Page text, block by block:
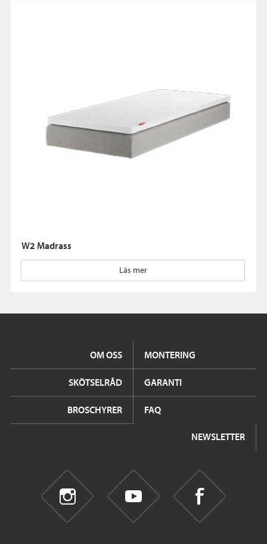
W2 Madrass
Läs mer
OM OSS MONTERING
SKÖTSELRÅD GARANTI
BROSCHYRER FAQ
NEWSLETTER